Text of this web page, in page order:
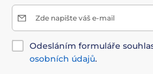
Zde napište váš e-mail
Odesláním formuláře
osobních údajů.